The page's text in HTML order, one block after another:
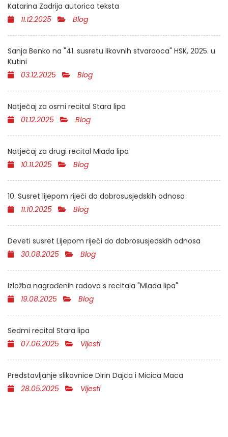
Katarina Zadrija autorica teksta
11.12.2025
Blog
Sanja Benko na "41. susretu likovnih stvaraoca" HSK, 2025. u
Kutini
03.12.2025
Blog
Natječaj za osmi recital Stara lipa
01.12.2025
Blog
Natječaj za drugi recital Mlada lipa
10.11.2025
Blog
10. Susret lijepom riječi do dobrosusjedskih odnosa
11.10.2025
Blog
Deveti susret Lijepom riječi do dobrosusjedskih odnosa
30.08.2025
Blog
Izložba nagrađenih radova s recitala "Mlada lipa"
19.08.2025
Blog
Sedmi recital Stara lipa
07.06.2025
Vijesti
Predstavljanje slikovnice Dirin Dajca i Micica Maca
28.05.2025
Vijesti